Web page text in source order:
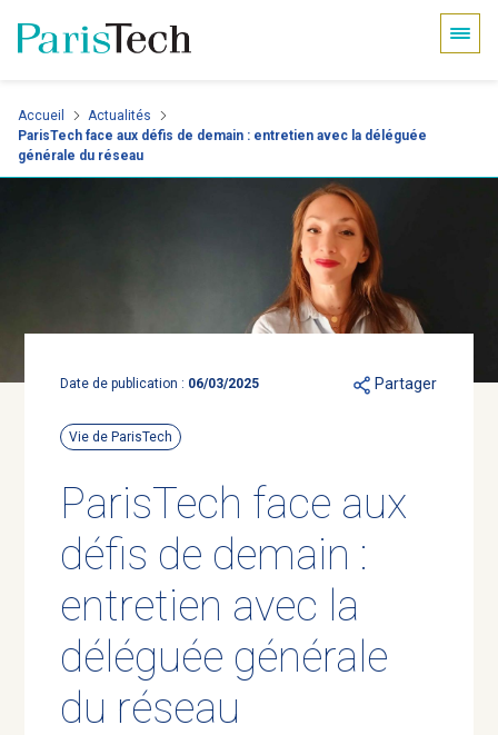
Aller
contenu
Accueil
Actualités
ParisTech face aux défis de demain : entretien avec la déléguée
générale du réseau
Date de publication : 06/03/2025 Partager
Vie de ParisTech
ParisTech face aux
défis de demain :
entretien avec la
déléguée générale
du réseau